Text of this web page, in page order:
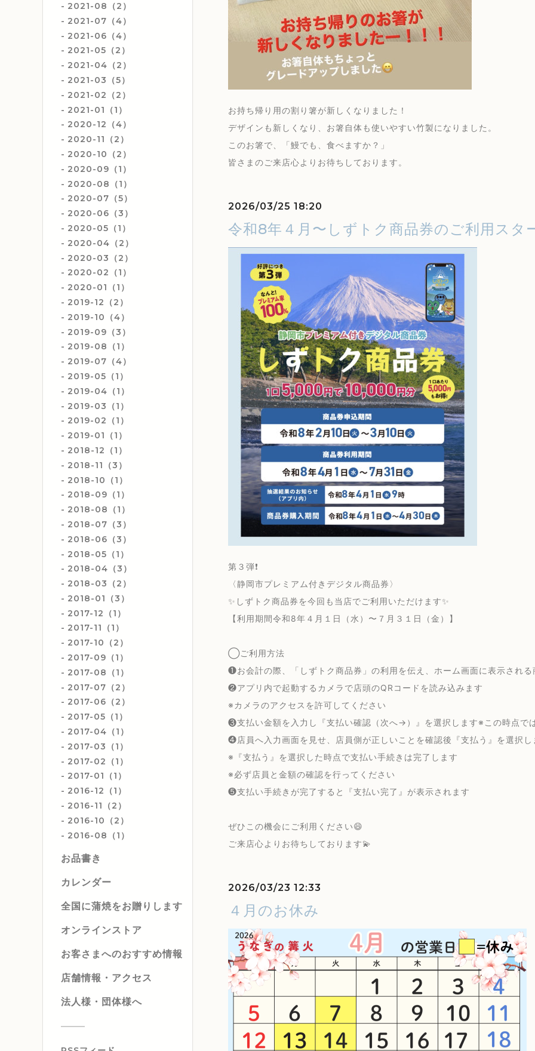
2021-08（2）
2021-07（4）
2021-06（4）
2021-05（2）
2021-04（2）
2021-03（5）
2021-02（2）
2021-01（1）
2020-12（4）
2020-11（2）
2020-10（2）
2020-09（1）
2020-08（1）
2020-07（5）
2020-06（3）
2020-05（1）
2020-04（2）
2020-03（2）
2020-02（1）
2020-01（1）
2019-12（2）
2019-10（4）
2019-09（3）
2019-08（1）
2019-07（4）
2019-05（1）
2019-04（1）
2019-03（1）
2019-02（1）
2019-01（1）
2018-12（1）
2018-11（3）
2018-10（1）
2018-09（1）
2018-08（1）
2018-07（3）
2018-06（3）
2018-05（1）
2018-04（3）
2018-03（2）
2018-01（3）
2017-12（1）
2017-11（1）
2017-10（2）
2017-09（1）
2017-08（1）
2017-07（2）
2017-06（2）
2017-05（1）
2017-04（1）
2017-03（1）
2017-02（1）
2017-01（1）
2016-12（1）
2016-11（2）
2016-10（2）
2016-08（1）
お品書き
カレンダー
全国に蒲焼をお贈りします
オンラインストア
お客さまへのおすすめ情報
店舗情報・アクセス
法人様・団体様へ
お持ち帰り用の割り箸が新しくなりました！
デザインも新しくなり、お箸自体も使いやすい竹製になりました。
このお箸で、「鰻でも、食べますか？」
皆さまのご来店心よりお待ちしております。
2026/03/25 18:20
令和8年４月〜しずトク商品券のご利用スタ
第３弾❗️
〈静岡市プレミアム付きデジタル商品券〉
✨しずトク商品券を今回も当店でご利用いただけます✨
【利用期間令和8年４月１日（水）〜７月３１日（金）】
◯ご利用方法
❶お会計の際、「しずトク商品券」の利用を伝え、ホーム画面に表示され
❷アプリ内で起動するカメラで店頭のQRコードを読み込みます
※カメラのアクセスを許可してください
❸支払い金額を入力し『支払い確認（次へ→）』を選択します※この時点で
❹店員へ入力画面を見せ、店員側が正しいことを確認後『支払う』を選択し
※『支払う』を選択した時点で支払い手続きは完了します
※必ず店員と金額の確認を行ってください
❺支払い手続きが完了すると『支払い完了』が表示されます
ぜひこの機会にご利用ください😄
ご来店心よりお待ちしております💫
2026/03/23 12:33
４月のお休み